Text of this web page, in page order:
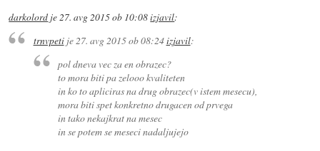
darkolord je27. avg 2015 ob 10:08izjavil:
trnvpetije27. avg 2015 ob 08:24izjavil:
pol dneva vec za en obrazec?
to mora biti pa zelooo kvaliteten
in ko to apliciras na drug obrazec(v istem mesecu),
mora biti spet konkretno drugacen od prvega
in tako nekajkrat na mesec
in se potem se meseci nadaljujejo